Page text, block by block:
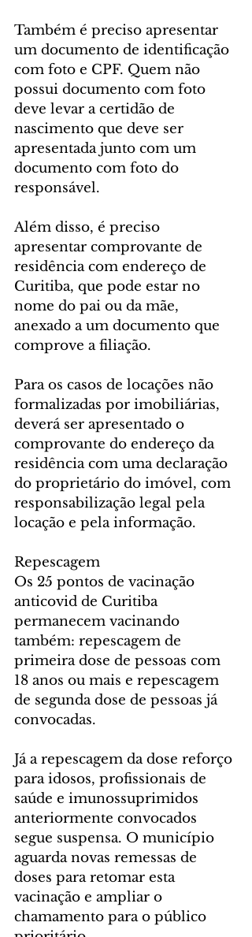
Também é preciso apresentar
um documento de identificação
com foto e CPF. Quem não
possui documento com foto
deve levar a certidão de
nascimento que deve ser
apresentada junto com um
documento com foto do
responsável.
Além disso, é preciso
apresentar comprovante de
residência com endereço de
Curitiba, que pode estar no
nome do pai ou da mãe,
anexado a um documento que
comprove a filiação.
Para os casos de locações não
formalizadas por imobiliárias,
deverá ser apresentado o
comprovante do endereço da
residência com uma declaração
do proprietário do imóvel, com
responsabilização legal pela
locação e pela informação.
Repescagem
Os 25 pontos de vacinação
anticovid de Curitiba
permanecem vacinando
também: repescagem de
primeira dose de pessoas com
18 anos ou mais e repescagem
de segunda dose de pessoas já
convocadas.
Já a repescagem da dose reforço
para idosos, profissionais de
saúde e imunossuprimidos
anteriormente convocados
segue suspensa. O município
aguarda novas remessas de
doses para retomar esta
vacinação e ampliar o
chamamento para o público